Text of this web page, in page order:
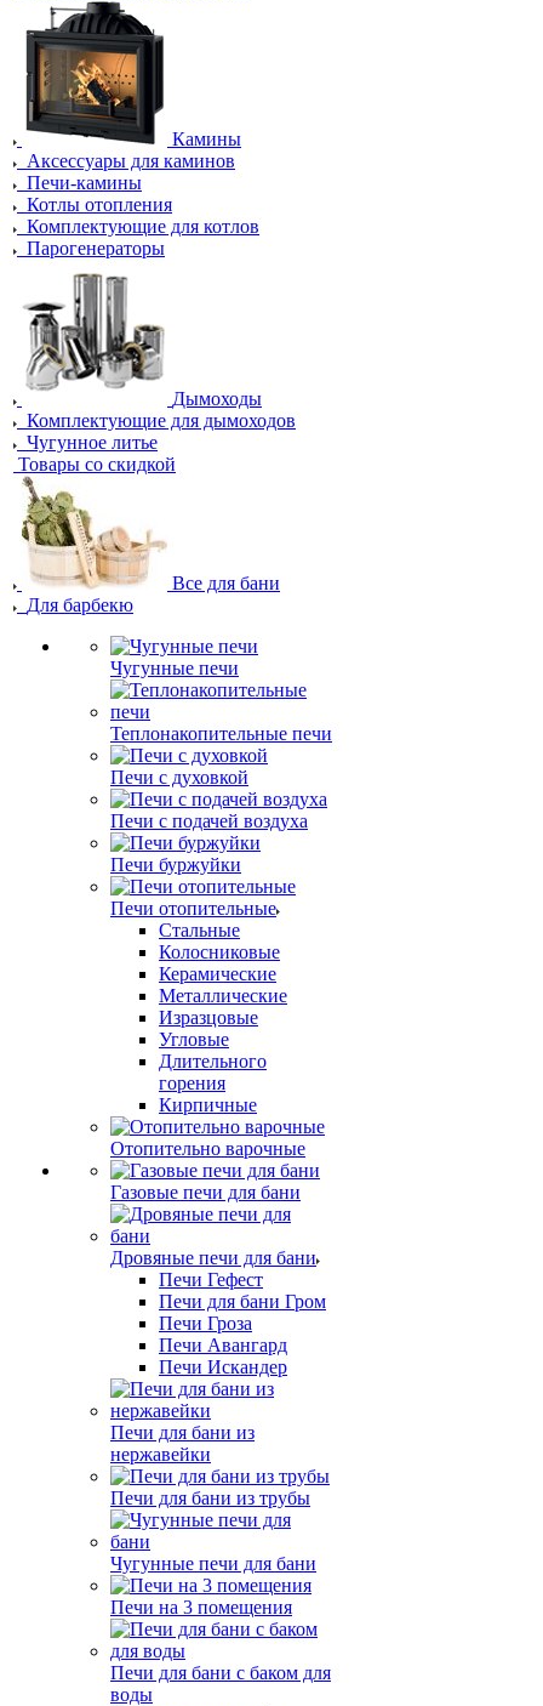
Камины
Аксессуары для каминов
Печи-камины
Котлы отопления
Комплектующие для котлов
Парогенераторы
Дымоходы
Комплектующие для дымоходов
Чугунное литье
Товары со скидкой
Все для бани
Для барбекю
Чугунные печи
Теплонакопительные печи
Печи с духовкой
Печи с подачей воздуха
Печи буржуйки
Печи отопительные
Стальные
Колосниковые
Керамические
Металлические
Изразцовые
Угловые
Длительного
горения
Кирпичные
Отопительно варочные
Газовые печи для бани
Дровяные печи для бани
Печи Гефест
Печи для бани Гром
Печи Гроза
Печи Авангард
Печи Искандер
Печи для бани из
нержавейки
Печи для бани из трубы
Чугунные печи для бани
Печи на 3 помещения
Печи для бани с баком для
воды